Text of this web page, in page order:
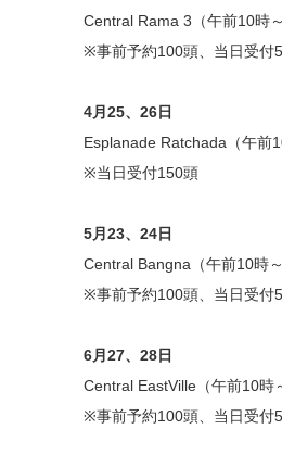
Central Rama 3（午前10時
※事前予約100頭、当日受付
4月25、26日
Esplanade Ratchada（午前
※当日受付150頭
5月23、24日
Central Bangna（午前10時～
※事前予約100頭、当日受付
6月27、28日
Central EastVille（午前10時
※事前予約100頭、当日受付